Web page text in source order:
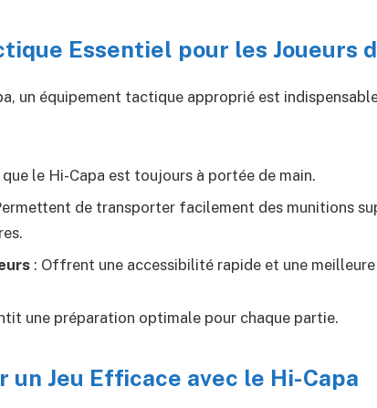
Essentiel pour les Joueurs
un équipement tactique approprié est
le Hi-Capa est toujours à portée de main.
de transporter facilement des munitions
: Offrent une accessibilité rapide et une
une préparation optimale pour chaque partie.
un Jeu Efficace avec le Hi-Capa